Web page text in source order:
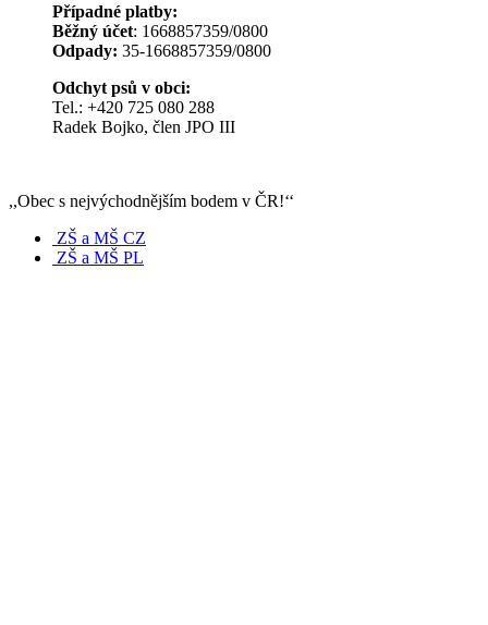
Případné platby:
Běžný účet: 1668857359/0800
Odpady: 35-1668857359/0800
Odchyt psů v obci:
Tel.: +420 725 080 288
Radek Bojko, člen JPO III
,,Obec s nejvýchodnějším bodem v ČR!‘‘
ZŠ a MŠ CZ
ZŠ a MŠ PL